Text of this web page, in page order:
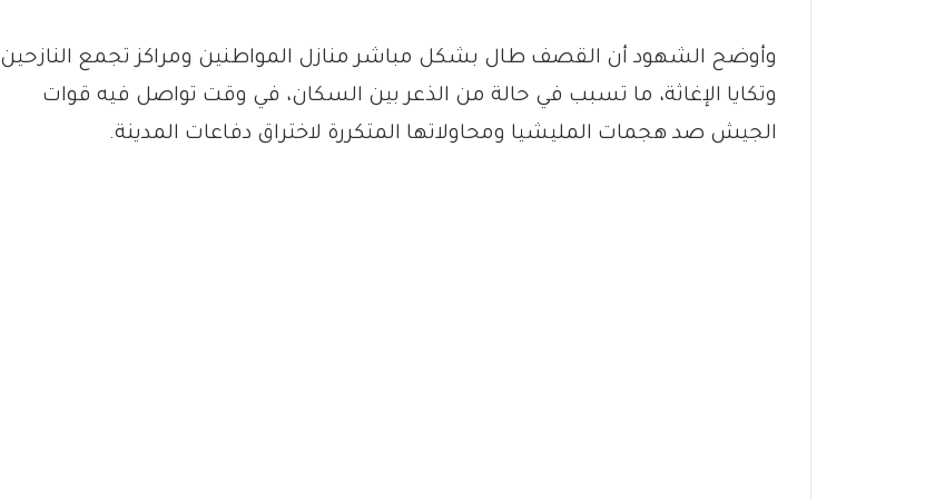
وأوضح الشهود أن القصف طال بشكل مباشر منازل المواطنين ومراكز تجمع النازحين
وتكايا الإغاثة، ما تسبب في حالة من الذعر بين السكان، في وقت تواصل فيه قوات
الجيش صد هجمات المليشيا ومحاولاتها المتكررة لاختراق دفاعات المدينة.